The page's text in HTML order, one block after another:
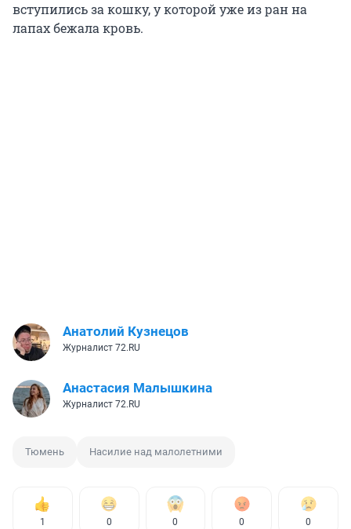
вступились за кошку, у которой уже из ран на
лапах бежала кровь.
Анатолий Кузнецов
Журналист 72.RU
Анастасия Малышкина
Журналист 72.RU
Тюмень Насилие над малолетними
1 0 0 0 0